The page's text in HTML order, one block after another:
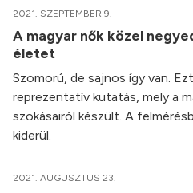
2021. SZEPTEMBER 9.
A magyar nők közel
életet
Szomorú, de sajnos így van.
reprezentatív kutatás, mely a
szokásairól készült. A
kiderül.
2021. AUGUSZTUS 23.